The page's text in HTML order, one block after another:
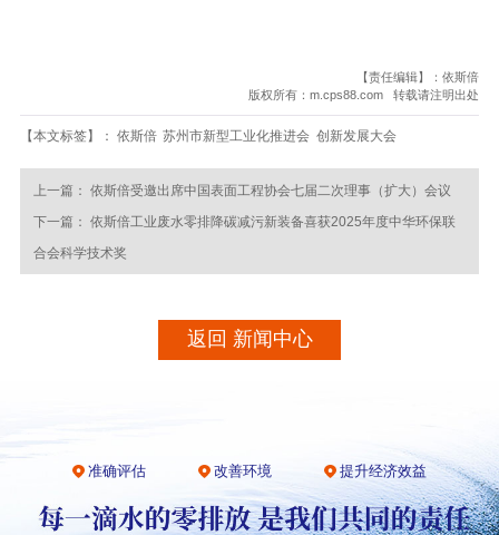
【责任编辑】：依斯倍
版权所有：m.cps88.com 转载请注明出处
【本文标签】： 依斯倍 苏州市新型工业化推进会 创新发展大会
上一篇： 依斯倍受邀出席中国表面工程协会七届二次理事（扩大）会议
下一篇： 依斯倍工业废水零排降碳减污新装备喜获2025年度中华环保联
合会科学技术奖
返回 新闻中心
准确评估 改善环境 提升经济效益